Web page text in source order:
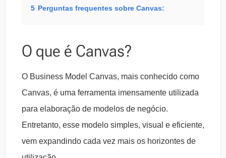
5 Perguntas frequentes sobre Canvas:
O que é Canvas?
O Business Model Canvas, mais conhecido como
Canvas, é uma ferramenta imensamente utilizada
para elaboração de modelos de negócio.
Entretanto, esse modelo simples, visual e eficiente,
vem expandindo cada vez mais os horizontes de